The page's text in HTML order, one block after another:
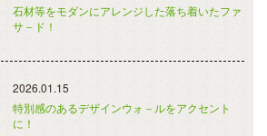
石材等をモダンにアレンジした落ち着いたファ
サ－ド！
2026.01.15
特別感のあるデザインウォ－ルをアクセント
に！